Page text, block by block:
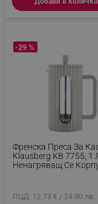
Френска Преса За
Klausberg KB 7755, 1
Ненагряващ Се
-29 %
ПЦД: 12.73 € / 24.90 лв.
Строго
основната
акаунта.
правилно
Име